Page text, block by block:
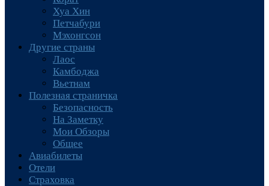
Хуа Хин
Петчабури
Мэхонгсон
Другие страны
Лаос
Камбоджа
Вьетнам
Полезная страничка
Безопасность
На Заметку
Мои Обзоры
Общее
Авиабилеты
Отели
Страховка